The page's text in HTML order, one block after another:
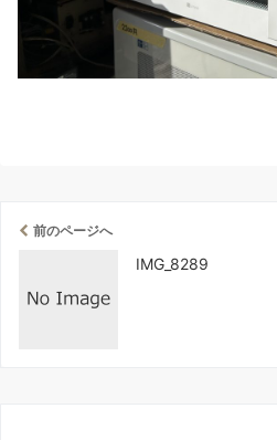
前のページへ
IMG_8289